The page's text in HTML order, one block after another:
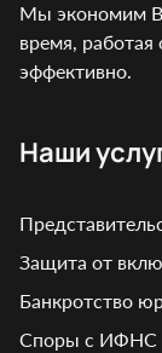
Мы экономим
время, работая
эффективно.
Наши
Защита от
Банкротство
Споры с ИФНС